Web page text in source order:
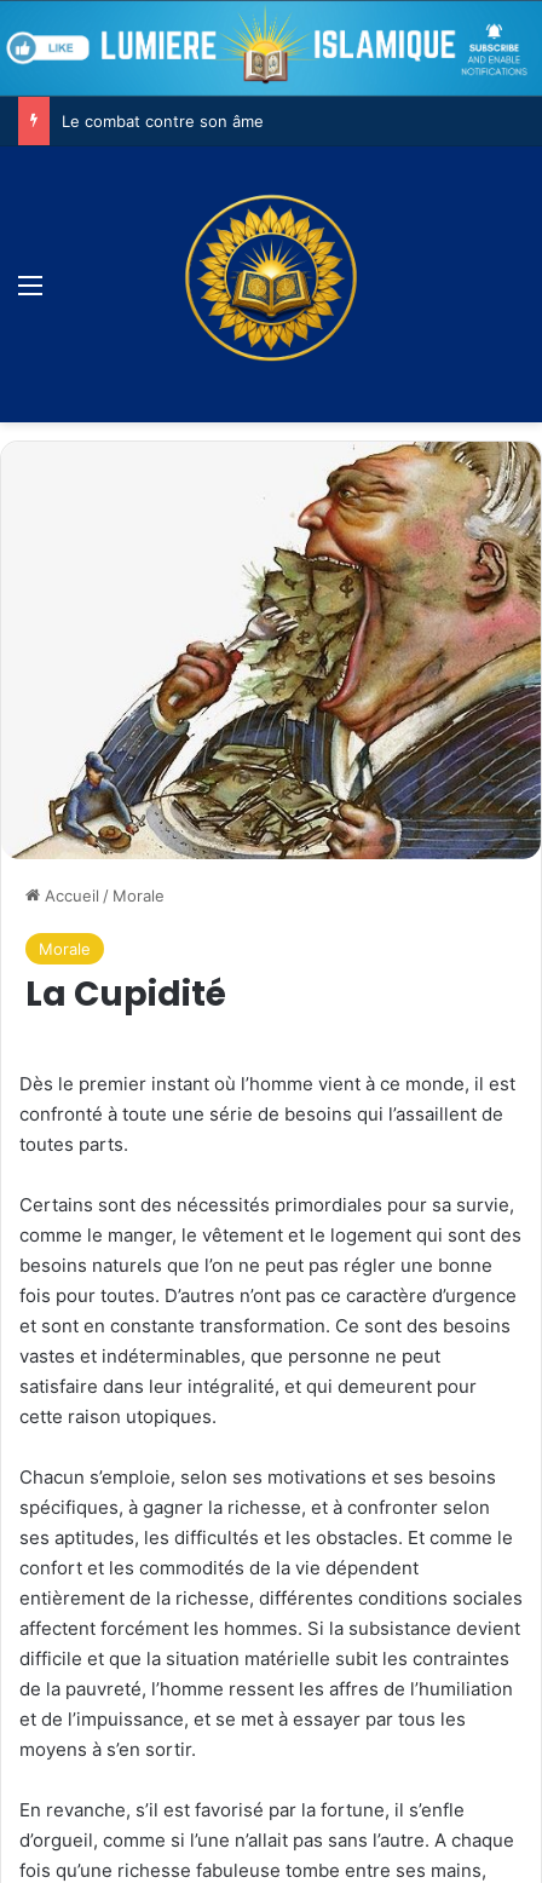
Le combat contre son âme
Accueil / Morale
Morale
La Cupidité
Dès le premier instant où l’homme vient à ce monde, il est
confronté à toute une série de besoins qui l’assaillent de
toutes parts.
Certains sont des nécessités primordiales pour sa survie,
comme le manger, le vêtement et le logement qui sont des
besoins naturels que l’on ne peut pas régler une bonne
fois pour toutes. D’autres n’ont pas ce caractère d’urgence
et sont en constante transformation. Ce sont des besoins
vastes et indéterminables, que personne ne peut
satisfaire dans leur intégralité, et qui demeurent pour
cette raison utopiques.
Chacun s’emploie, selon ses motivations et ses besoins
spécifiques, à gagner la richesse, et à confronter selon
ses aptitudes, les difficultés et les obstacles. Et comme le
confort et les commodités de la vie dépendent
entièrement de la richesse, différentes conditions sociales
affectent forcément les hommes. Si la subsistance devient
difficile et que la situation matérielle subit les contraintes
de la pauvreté, l’homme ressent les affres de l’humiliation
et de l’impuissance, et se met à essayer par tous les
moyens à s’en sortir.
En revanche, s’il est favorisé par la fortune, il s’enfle
d’orgueil, comme si l’une n’allait pas sans l’autre. A chaque
fois qu’une richesse fabuleuse tombe entre ses mains,